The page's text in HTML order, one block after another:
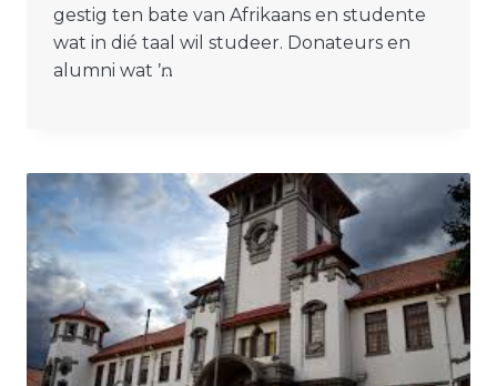
gestig ten bate van Afrikaans en studente
wat in dié taal wil studeer. Donateurs en
alumni wat ŉ…